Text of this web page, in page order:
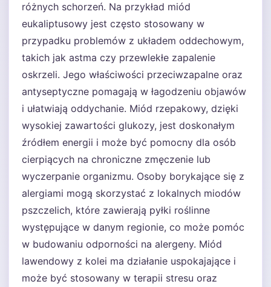
różnych schorzeń. Na przykład miód
eukaliptusowy jest często stosowany w
przypadku problemów z układem oddechowym,
takich jak astma czy przewlekłe zapalenie
oskrzeli. Jego właściwości przeciwzapalne oraz
antyseptyczne pomagają w łagodzeniu objawów
i ułatwiają oddychanie. Miód rzepakowy, dzięki
wysokiej zawartości glukozy, jest doskonałym
źródłem energii i może być pomocny dla osób
cierpiących na chroniczne zmęczenie lub
wyczerpanie organizmu. Osoby borykające się z
alergiami mogą skorzystać z lokalnych miodów
pszczelich, które zawierają pyłki roślinne
występujące w danym regionie, co może pomóc
w budowaniu odporności na alergeny. Miód
lawendowy z kolei ma działanie uspokajające i
może być stosowany w terapii stresu oraz